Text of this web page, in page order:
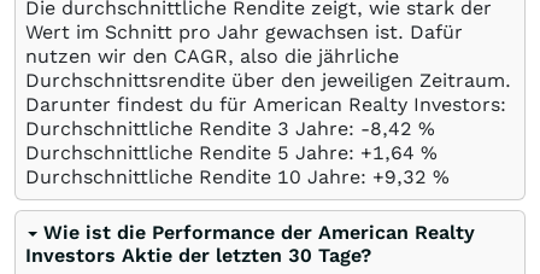
Die durchschnittliche Rendite zeigt, wie stark der
Wert im Schnitt pro Jahr gewachsen ist. Dafür
nutzen wir den CAGR, also die jährliche
Durchschnittsrendite über den jeweiligen Zeitraum.
Darunter findest du für American Realty Investors:
Durchschnittliche Rendite 3 Jahre: -8,42 %
Durchschnittliche Rendite 5 Jahre: +1,64 %
Durchschnittliche Rendite 10 Jahre: +9,32 %
Wie ist die Performance der American Realty
Investors Aktie der letzten 30 Tage?